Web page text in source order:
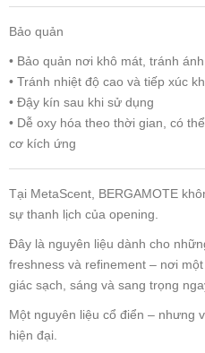
Bảo quản
• Bảo quản nơi khô mát, tránh
• Tránh nhiệt độ cao và tiếp xúc
• Đậy kín sau khi sử dụng
• Dễ oxy hóa theo thời gian, có
cơ kích ứng
Tại MetaScent, BERGAMOTE
sự thanh lịch của opening.
Đây là nguyên liệu dành cho
freshness và refinement – nơi
giác sạch, sáng và sang trọng
Một nguyên liệu cổ điển – nhưng
hiện đại.